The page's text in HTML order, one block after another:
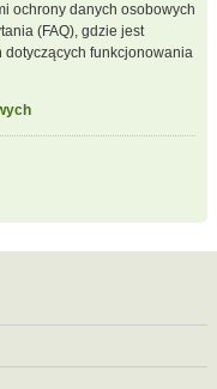
ochrony danych osobowych
(FAQ), gdzie jest
funkcjonowania